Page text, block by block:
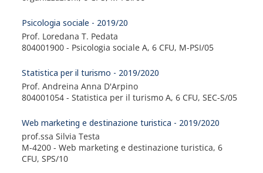
Psicologia sociale - 2019/20
Prof. Loredana T. Pedata
804001900 - Psicologia sociale A, 6 CFU, M-PSI/05
Statistica per il turismo - 2019/2020
Prof. Andreina Anna D'Arpino
804001054 - Statistica per il turismo A, 6 CFU, SEC-S/05
Web marketing e destinazione turistica - 2019/2020
prof.ssa Silvia Testa
M-4200 - Web marketing e destinazione turistica, 6
CFU, SPS/10